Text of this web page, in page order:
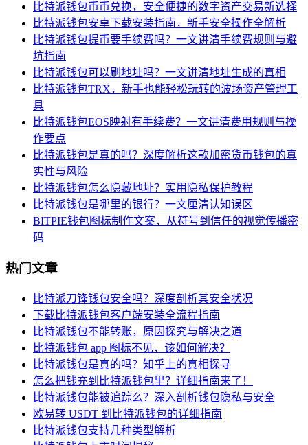
比特派钱包币币兑换，安全便捷的数字资产交易新选择
比特派钱包安卓下载安装指南，新手安全操作全解析
比特派钱包提币要手续费吗？一文讲清手续费规则与避
坑指南
比特派钱包可以刷地址吗？一文讲清地址生成的真相
比特派钱包TRX，新手也能轻松玩转的波场资产管理工
具
比特派钱包EOS映射有手续费？一文讲清费用规则与操
作要点
比特派钱包是真的吗？深度解析这款加密货币钱包的真
实性与风险
比特派钱包怎么隐藏地址？实用隐私保护教程
比特派钱包是哪里的银行？一文厘清认知误区
BITPIE钱包图标制作文案，从符号到信任的视觉传播密
码
热门文章
比特派刀锋钱包安全吗？深度剖析其安全状况
下载比特派钱包客户端安装全流程指南
比特派钱包不能转账，原因探究与解决之道
比特派钱包 app 图标不见，该如何解决？
比特派钱包是真的吗？知乎上的真相探寻
怎么把钱充到比特派钱包里？详细指南来了！
比特派钱包能被追踪么？深入剖析钱包隐私与安全
欧易转 USDT 到比特派钱包的详细指南
比特派钱包支持几种类型解析